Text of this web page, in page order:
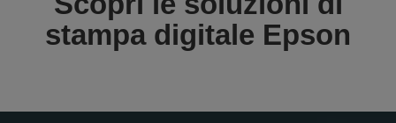
stampa digitale Epson